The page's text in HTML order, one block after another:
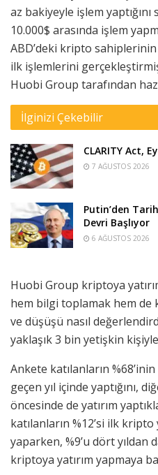
az bakiyeyle işlem yaptığını
10.000$ arasında işlem
ABD’deki kripto sahiplerinin
ilk işlemlerini
Huobi Group tarafından
İlginizi Çekebilir
CLARITY Act,
7 AĞUSTOS 2026
Putin’den
Devri Başlıyor
6 AĞUSTOS 2026
Huobi Group kriptoya
hem bilgi toplamak hem de
ve düşüşü nasıl
yaklaşık 3 bin yetişkin
Ankete katılanların
geçen yıl içinde yaptığını,
öncesinde de yatırım
katılanların %12’si ilk kripto
yaparken, %9’u dört yıldan
kriptoya yatırım yapmaya